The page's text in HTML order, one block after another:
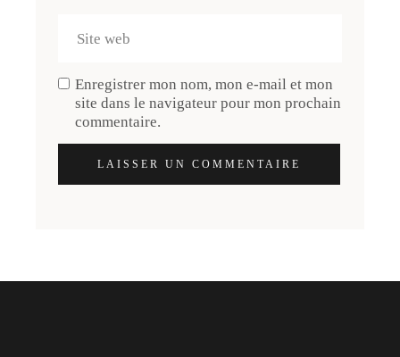
Enregistrer mon nom, mon e-mail et mon
site dans le navigateur pour mon prochain
commentaire.
LAISSER UN COMMENTAIRE